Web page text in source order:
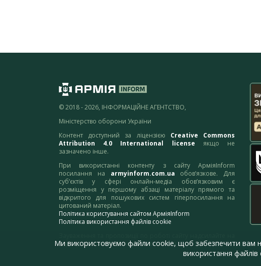
© 2018 - 2026, ІНФОРМАЦІЙНЕ АГЕНТСТВО,
Міністерство оборони України
Контент доступний за ліцензією Creative Commons
Attribution 4.0 International license якщо не
зазначено інше.
При використанні контенту з сайту АрміяInform
посилання на armyinform.com.ua обов’язкове. Для
суб’єктів у сфері онлайн-медіа обов’язковим є
розміщення у першому абзаці матеріалу прямого та
відкритого для пошукових систем гіперпосилання на
цитований матеріал.
Політика користування сайтом АрміяInform
Політика використання файлів cookie
адресу:webmaster@armyinform.com.ua
Ми використовуємо файли cookie, щоб забезпечити вам
використання